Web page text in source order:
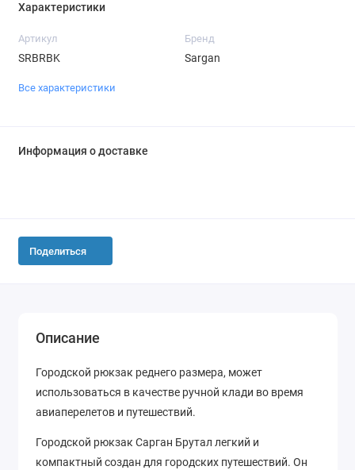
Характеристики
Артикул
SRBRBK
Бренд
Sargan
Все характеристики
Информация о доставке
Поделиться
Описание
Городской рюкзак реднего размера, может
использоваться в качестве ручной клади во время
авиаперелетов и путешествий.
Городской рюкзак Сарган Брутал легкий и
компактный создан для городских путешествий. Он